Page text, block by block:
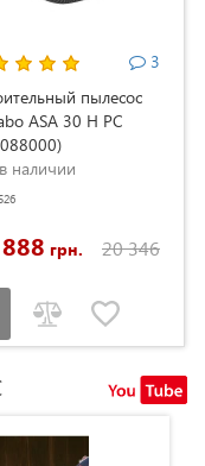
3
пылесос
ASA 30 H PC
наличии
грн. 20 346